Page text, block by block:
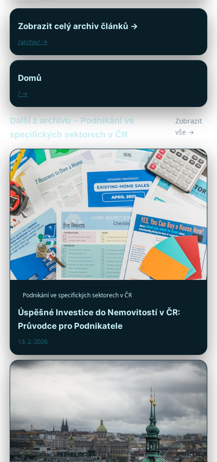
Zobrazit celý archiv článků →
/archiv/ →
Domů
/ →
Další z archivu – Podnikání ve
specifických sektorech v ČR
Zobrazit
vše →
Podnikání ve specifických sektorech v ČR
Úspěšné Investice do Nemovitostí v ČR:
Průvodce pro Podnikatele
13. 2. 2026